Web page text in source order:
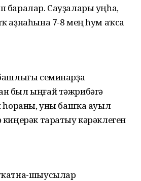
баралар. Сауҙалары уңһа,
аҙнаһына 7-8 мең һум аҡса
семинарҙа
был ыңғай тәжрибәгә
һораны, уны башҡа ауыл
таратыу кәрәклеген
шыусылар